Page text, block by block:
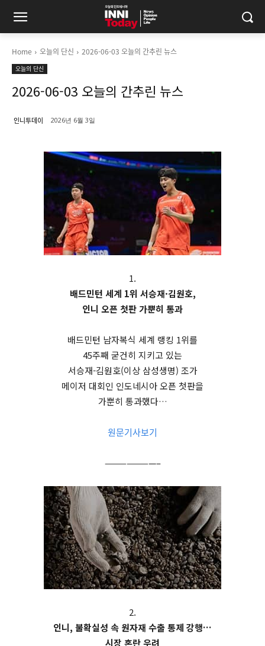
Home 오늘의 단신 2026-06-03 오늘의 간추린 뉴스
오늘의 단신
2026-06-03 오늘의 간추린 뉴스
인니투데이 2026년 6월 3일
1.
배드민턴 세계 1위 서승재·김원호,
인니 오픈 첫판 가뿐히 통과
배드민턴 남자복식 세계 랭킹 1위를
45주째 굳건히 지키고 있는
서승재-김원호(이상 삼성생명) 조가
메이저 대회인 인도네시아 오픈 첫판을
가뿐히 통과했다…
원문기사보기
———————–
2.
인니, 불확실성 속 원자재 수출 통제 강행…
시장 혼란 우려